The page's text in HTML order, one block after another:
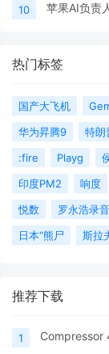
10 苹果AI负责
热门标签
国产大飞机
华为昇腾9
特朗
:fire
Playg
印度PM2
响度
悦数
罗永浩录音
日本“熊尸
斯拉
推荐下载
1 Compressor